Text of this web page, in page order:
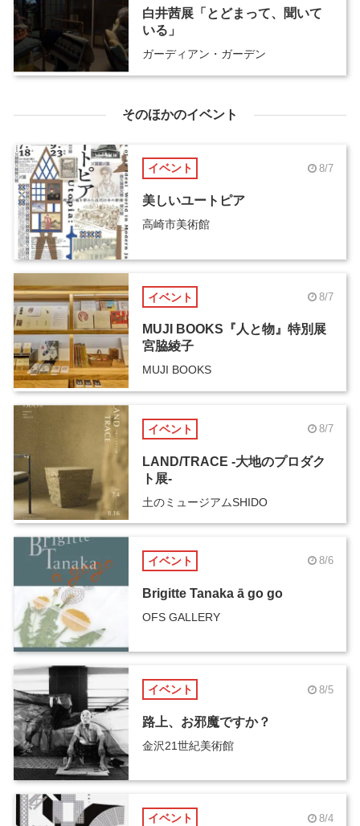
白井茜展「とどまって、聞いて
いる」
ガーディアン・ガーデン
そのほかのイベント
イベント 8/7
美しいユートピア
高崎市美術館
イベント 8/7
MUJI BOOKS『人と物』特別展
宮脇綾子
MUJI BOOKS
イベント 8/7
LAND/TRACE -大地のプロダク
ト展-
土のミュージアムSHIDO
イベント 8/6
Brigitte Tanaka ā go go
OFS GALLERY
イベント 8/5
路上、お邪魔ですか？
金沢21世紀美術館
イベント 8/4